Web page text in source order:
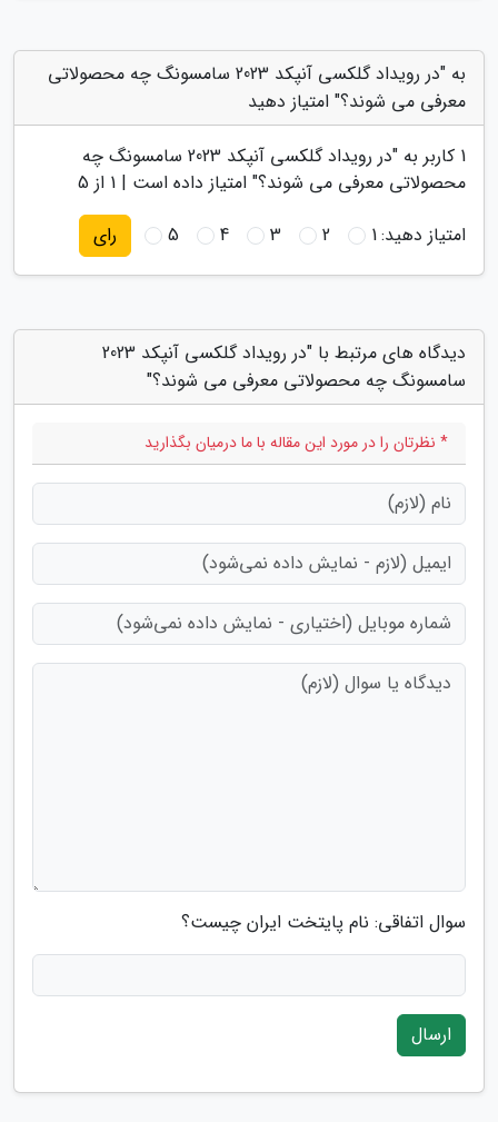
به "در رویداد گلکسی آنپکد 2023 سامسونگ چه محصولاتی
معرفی می شوند؟" امتیاز دهید
1 کاربر به "
در رویداد گلکسی آنپکد 2023 سامسونگ چه
محصولاتی معرفی می شوند؟" امتیاز داده است | 1 از 5
امتیاز دهید:1
2
3
4
5 رای
دیدگاه های مرتبط با "در رویداد گلکسی آنپکد 2023
سامسونگ چه محصولاتی معرفی می شوند؟"
* نظرتان را در مورد این مقاله با ما درمیان بگذارید
سوال اتفاقی: نام پایتخت ایران چیست؟
ارسال